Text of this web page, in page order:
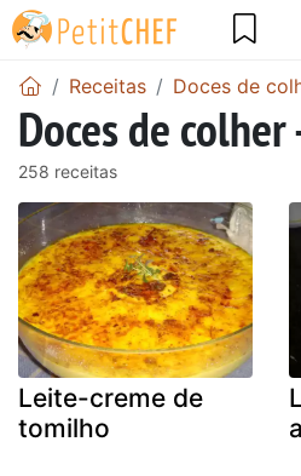
Receitas Doces de
Doces de
258 receitas
Leite-creme de
tomilho